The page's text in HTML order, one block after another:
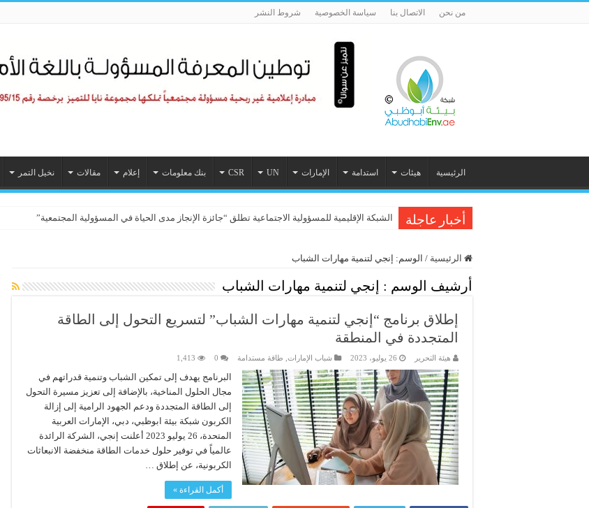
من نحن الاتصال بنا سياسة الخصوصية شروط النشر
الرئيسية هيئات استدامة الإمارات UN
CSR بنك معلومات إعلام مقالات نخيل التمر
أخبار عاجلة الشبكة الإقليمية للمسؤولية الاجتماعية تطلق “جائزة الإنجاز مدى الحياة في المسؤولية المجتمعية”
الرئيسية / الوسم: إنجي لتنمية مهارات الشباب
أرشيف الوسم : إنجي لتنمية مهارات الشباب
إطلاق برنامج “إنجي لتنمية مهارات الشباب” لتسريع التحول إلى الطاقة
المتجددة في المنطقة
هيئة التحرير 26 يوليو، 2023 شباب الإمارات طاقة مستدامة 0
1,413
البرنامج يهدف إلى تمكين الشباب وتنمية قدراتهم في
مجال الحلول المناخية، بالإضافة إلى تعزيز مسيرة التحول
إلى الطاقة المتجددة ودعم الجهود الرامية إلى إزالة
الكربون شبكة بيئة ابوظبي، دبي، الإمارات العربية
المتحدة، 26 يوليو 2023 أعلنت إنجي، الشركة الرائدة
عالمياً في توفير حلول خدمات الطاقة منخفضة الانبعاثات
الكربونية، عن إطلاق …
أكمل القراءة »